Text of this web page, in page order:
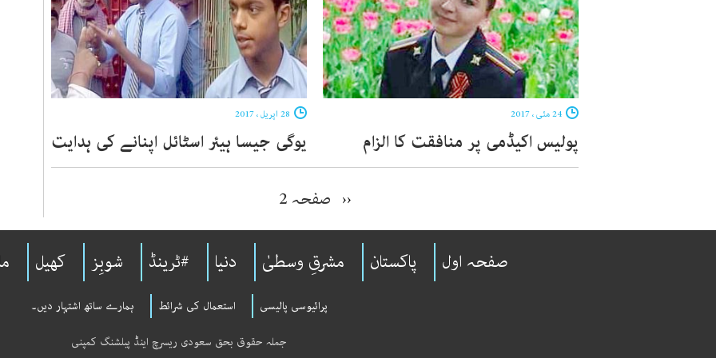
پولیس اکیڈمی پر منافقت کا الزام یوگی جیسا ہیئر اسٹائل اپنانے کی ہدایت
‹‹ صفحہ 2
صفحہ اول پاکستان مشرقِ وسطیٰ دنیا #ٹرینڈ شوبِز کھیل
پرائیوسی پالیسی استعمال کی شرائط ہمارے ساتھ اشتہار دیں۔
جملہ حقوق بحق سعودی ریسرچ اینڈ پبلشنگ کمپنی